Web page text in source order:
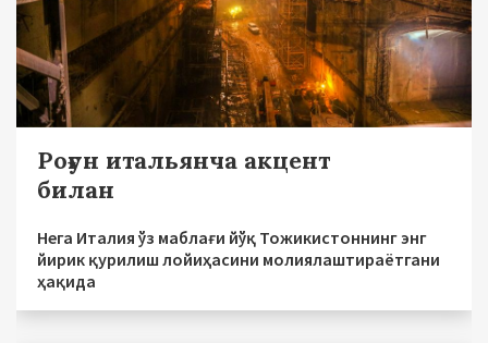
Роғун итальянча акцент
билан
Нега Италия ўз маблағи йўқ Тожикистоннинг энг
йирик қурилиш лойиҳасини молиялаштираётгани
ҳақида